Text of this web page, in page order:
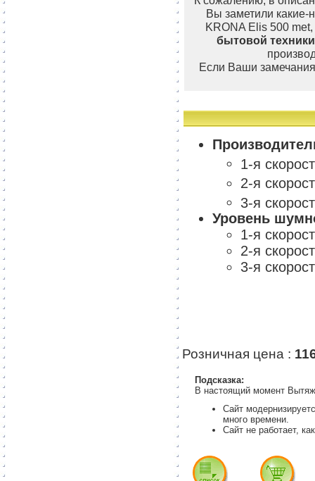
Вы заметили какие-
KRONA Elis 500
бытовой
Если Ваши замечания
1-я
2-я
3-я
Уровень
1-я
2-я
3-я
Розничная цена :
Подсказка:
В настоящий момент
Сайт
много времени.
Сайт не работает,